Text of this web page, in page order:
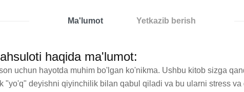
Ma'lumot Yetkazib berish
haqida ma'lumot:
uchun hayotda muhim bo'lgan ko'nikma. Ushbu kitob sizga
deyishni qiyinchilik bilan qabul qiladi va bu ularni stress